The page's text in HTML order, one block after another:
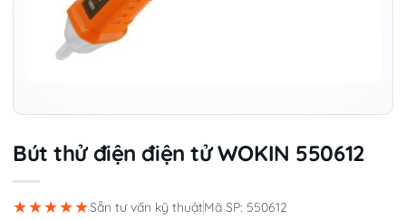
Bút thử điện điện tử WOKIN 550612
★★★★★Sẵn tư vấn kỹ thuậtMã SP: 550612